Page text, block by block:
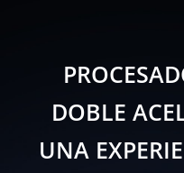
DOBLE
UNA